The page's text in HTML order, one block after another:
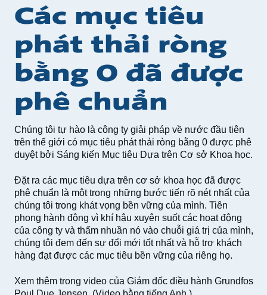
Các mục tiêu
phát thải ròng
bằng 0 đã được
phê chuẩn
Chúng tôi tự hào là công ty giải pháp về nước đầu tiên
trên thế giới có mục tiêu phát thải ròng bằng 0 được phê
duyệt bởi Sáng kiến Mục tiêu Dựa trên Cơ sở Khoa học.
Đặt ra các mục tiêu dựa trên cơ sở khoa học đã được
phê chuẩn là một trong những bước tiến rõ nét nhất của
chúng tôi trong khát vọng bền vững của mình. Tiên
phong hành động vì khí hậu xuyên suốt các hoạt động
của công ty và thấm nhuần nó vào chuỗi giá trị của mình,
chúng tôi đem đến sự đổi mới tốt nhất và hỗ trợ khách
hàng đạt được các mục tiêu bền vững của riêng họ.
Xem thêm trong video của Giám đốc điều hành Grundfos